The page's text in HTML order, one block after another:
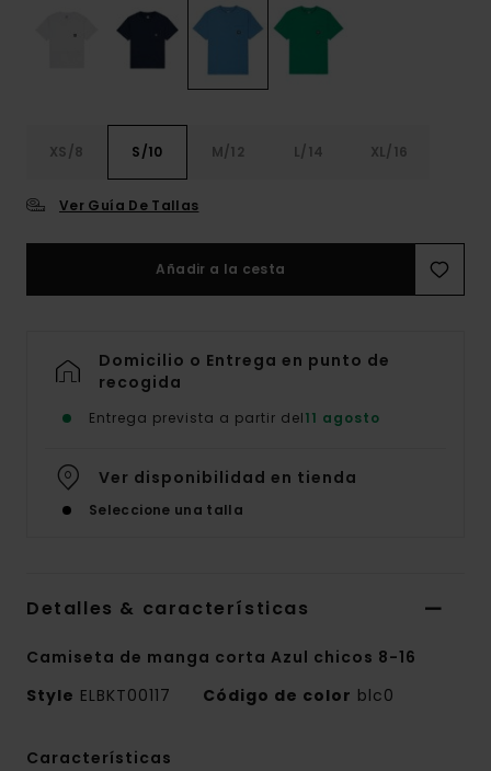
XS/8 S/10 M/12 L/14 XL/16
Ver Guía De Tallas
Añadir a la cesta
Domicilio o Entrega en punto de
recogida
Entrega prevista a partir del11 agosto
Ver disponibilidad en tienda
Seleccione una talla
Detalles & características
Camiseta de manga corta Azul chicos 8-16
Style ELBKT00117 Código de color blc0
Características